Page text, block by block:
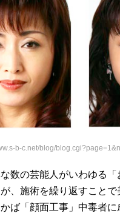
b-c.net/blog/
数の芸能人がいわゆる
、施術を繰り返すこと
ば「 顔面工事」中毒者